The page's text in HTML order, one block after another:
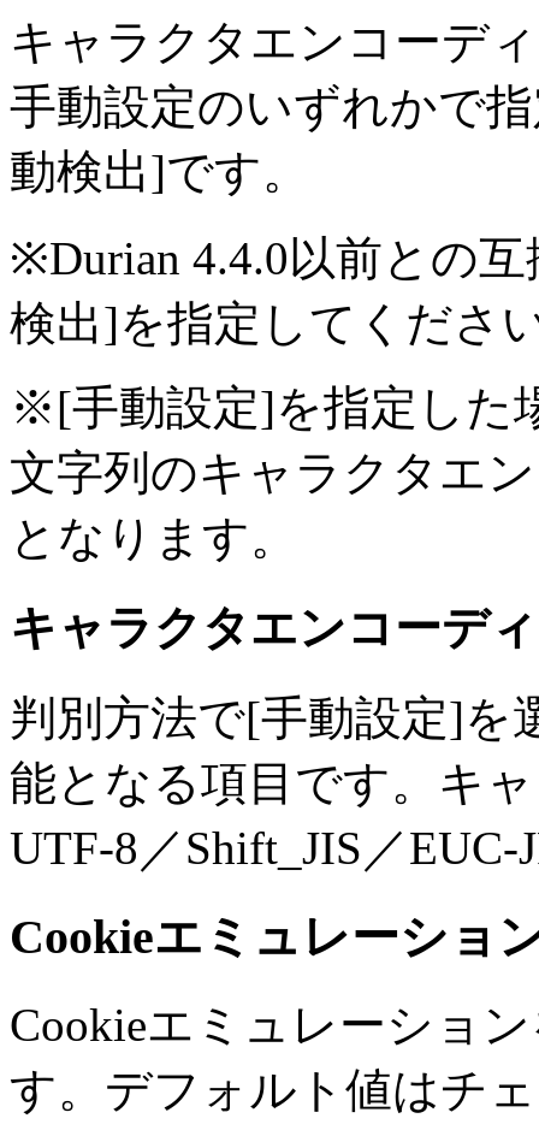
キャラクタエンコーデ
手動設定のいずれかで
動検出]です。
※Durian 4.4.0以前との
検出]を指定してくださ
※[手動設定]を指定した
文字列のキャラクタエ
となります。
キャラクタエンコーデ
判別方法で[手動設定]を
能となる項目です。キ
UTF-8／Shift_JIS／
Cookieエミュレーショ
Cookieエミュレーショ
す。デフォルト値はチ